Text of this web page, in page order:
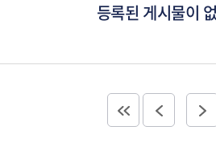
등록된 게시물이